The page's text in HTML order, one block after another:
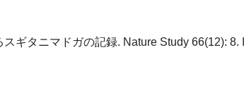
ギタニマドガの記録. Nature Study 66(12): 8.